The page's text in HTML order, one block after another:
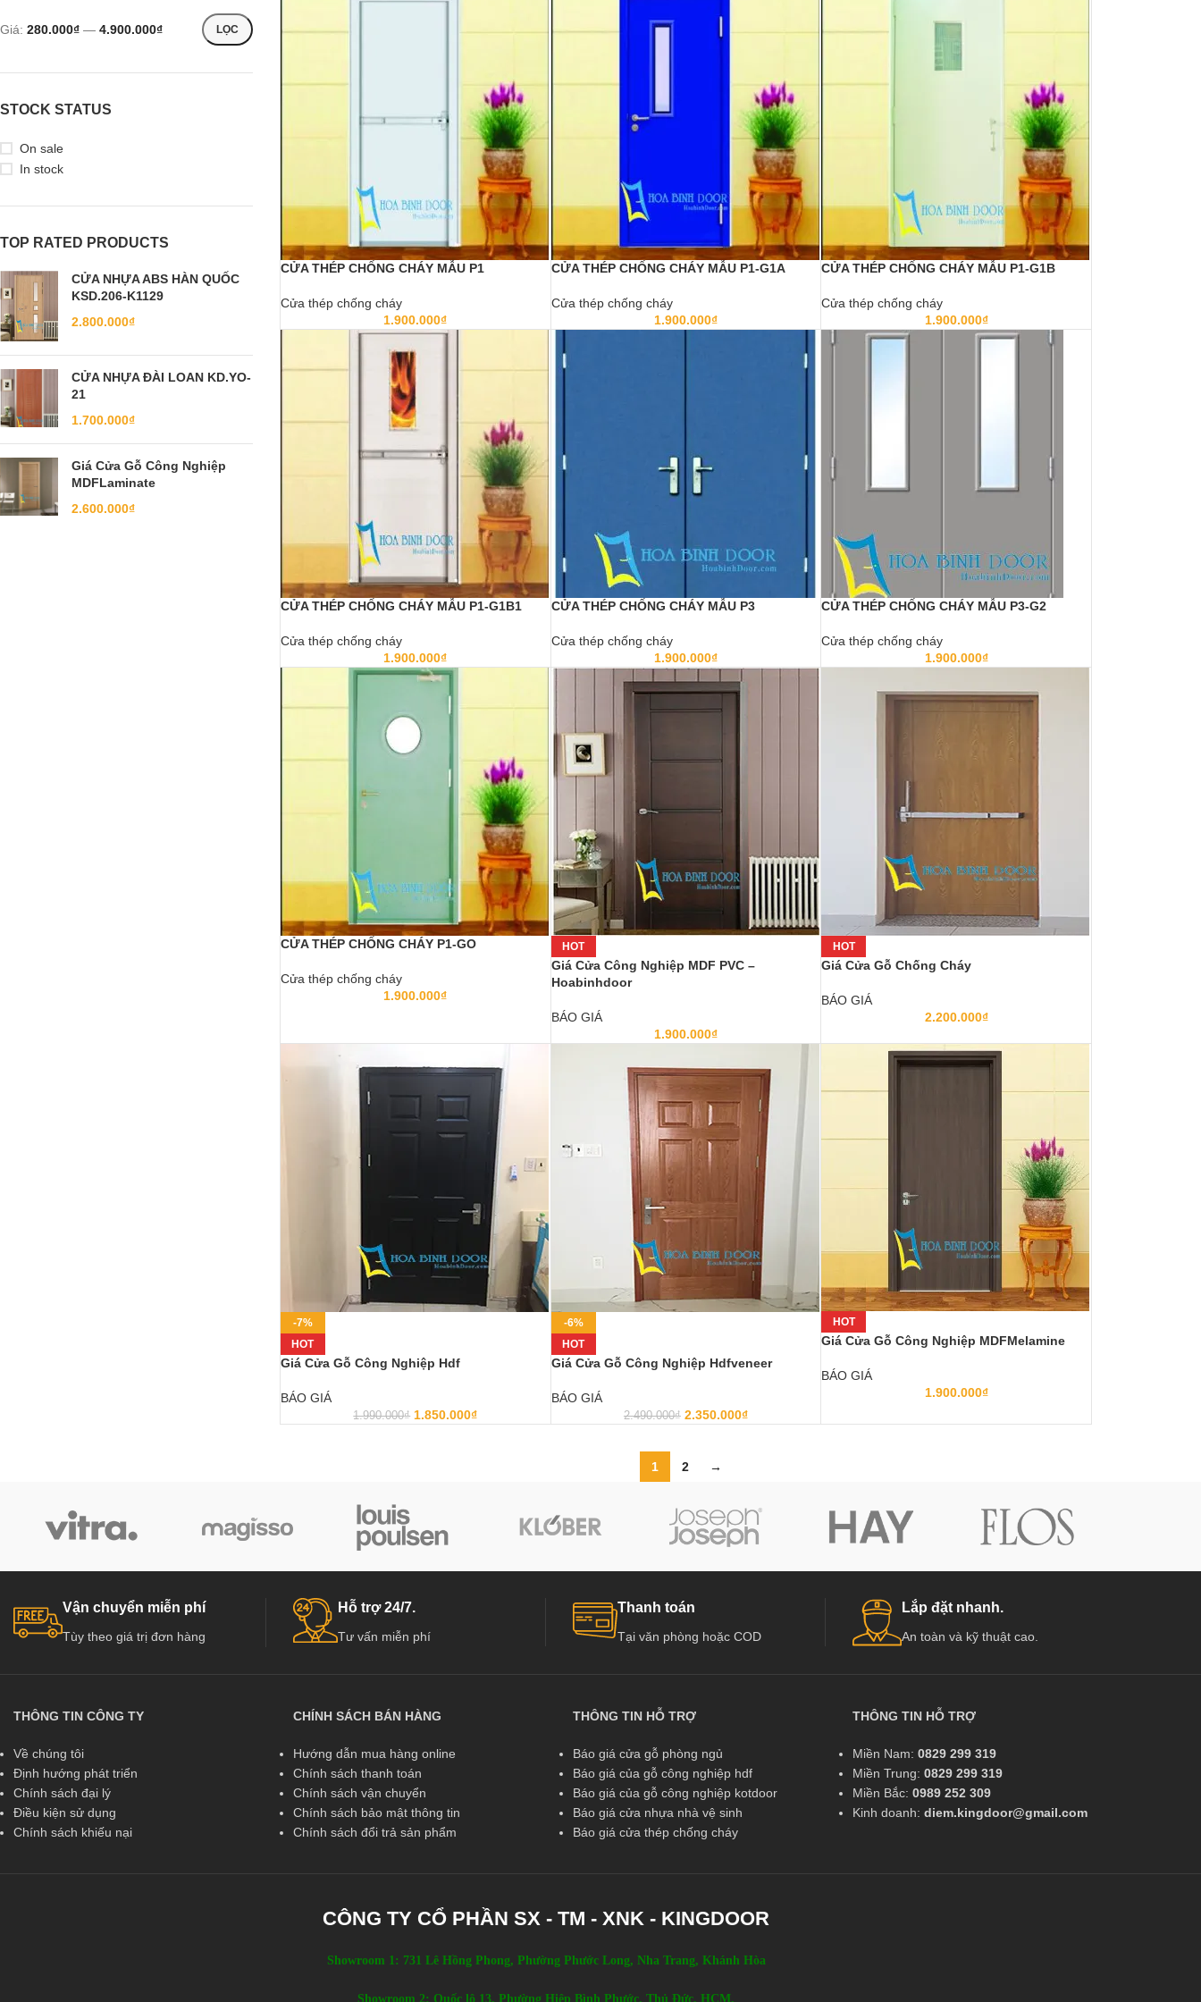
LỌC
Giá: 280.000₫ — 4.900.000₫
STOCK STATUS
On sale
In stock
TOP RATED PRODUCTS
CỬA NHỰA ABS HÀN QUỐC
KSD.206-K1129
2.800.000₫
CỬA NHỰA ĐÀI LOAN KD.YO-
21
1.700.000₫
Giá Cửa Gỗ Công Nghiệp
MDFLaminate
2.600.000₫
CỬA THÉP CHỐNG CHÁY MẪU P1
Cửa thép chống cháy
1.900.000₫
CỬA THÉP CHỐNG CHÁY MẪU P1-G1A
Cửa thép chống cháy
1.900.000₫
CỬA THÉP CHỐNG CHÁY MẪU P1-G1B
Cửa thép chống cháy
1.900.000₫
CỬA THÉP CHỐNG CHÁY MẪU P1-G1B1
Cửa thép chống cháy
1.900.000₫
CỬA THÉP CHỐNG CHÁY MẪU P3
Cửa thép chống cháy
1.900.000₫
CỬA THÉP CHỐNG CHÁY MẪU P3-G2
Cửa thép chống cháy
1.900.000₫
CỬA THÉP CHỐNG CHÁY P1-GO
Cửa thép chống cháy
1.900.000₫
HOT
Giá Cửa Công Nghiệp MDF PVC –
Hoabinhdoor
BÁO GIÁ
1.900.000₫
HOT
Giá Cửa Gỗ Chống Cháy
BÁO GIÁ
2.200.000₫
-7%
HOT
Giá Cửa Gỗ Công Nghiệp Hdf
BÁO GIÁ
1.990.000₫ 1.850.000₫
-6%
HOT
Giá Cửa Gỗ Công Nghiệp Hdfveneer
BÁO GIÁ
2.490.000₫ 2.350.000₫
HOT
Giá Cửa Gỗ Công Nghiệp MDFMelamine
BÁO GIÁ
1.900.000₫
1 2 →
Vận chuyển miễn phí
Tùy theo giá trị đơn hàng
Hỗ trợ 24/7.
Tư vấn miễn phí
Thanh toán
Tại văn phòng hoặc COD
Lắp đặt nhanh.
An toàn và kỹ thuật cao.
THÔNG TIN CÔNG TY
Về chúng tôi
Định hướng phát triển
Chính sách đại lý
Điều kiện sử dụng
Chính sách khiếu nại
CHÍNH SÁCH BÁN HÀNG
Hướng dẫn mua hàng online
Chính sách thanh toán
Chính sách vận chuyển
Chính sách bảo mật thông tin
Chính sách đổi trả sản phẩm
THÔNG TIN HỖ TRỢ
Báo giá cửa gỗ phòng ngủ
Báo giá của gỗ công nghiệp hdf
Báo giá của gỗ công nghiệp kotdoor
Báo giá cửa nhựa nhà vệ sinh
Báo giá cửa thép chống cháy
THÔNG TIN HỖ TRỢ
Miền Nam: 0829 299 319
Miền Trung: 0829 299 319
Miền Bắc: 0989 252 309
Kinh doanh: diem.kingdoor@gmail.com
CÔNG TY CỔ PHẦN SX - TM - XNK - KINGDOOR
Showroom 1: 731 Lê Hồng Phong, Phường Phước Long, Nha Trang, Khánh Hòa
Showroom 2: Quốc lộ 13, Phường Hiệp Bình Phước, Thủ Đức, HCM.